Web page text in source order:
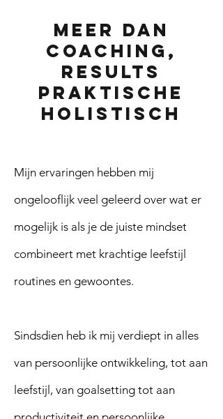
MEER DAN
COACHING,
RESULTS
PRAKTISCHE
HOLISTISCH
Mijn ervaringen hebben mij
ongelooflijk veel geleerd over wat er
mogelijk is als je de juiste mindset
combineert met krachtige leefstijl
routines en gewoontes.
Sindsdien heb ik mij verdiept in alles
van persoonlijke ontwikkeling, tot aan
leefstijl, van goalsetting tot aan